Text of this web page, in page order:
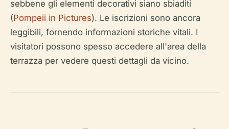
sebbene gli elementi decorativi siano sbiaditi
(Pompeii in Pictures). Le iscrizioni sono ancora
leggibili, fornendo informazioni storiche vitali. I
visitatori possono spesso accedere all'area della
terrazza per vedere questi dettagli da vicino.